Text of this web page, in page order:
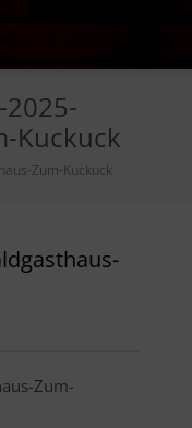
Kuckuck
Zum-Kuckuck
Zum-